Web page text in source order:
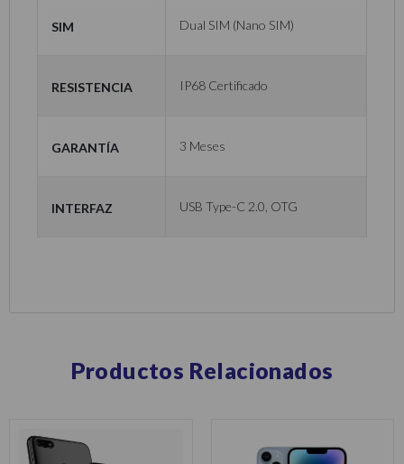
SIM Dual SIM (Nano SIM)
Resistencia IP68 Certificado
Garantía 3 Meses
Interfaz USB Type-C 2.0, OTG
Productos Relacionados